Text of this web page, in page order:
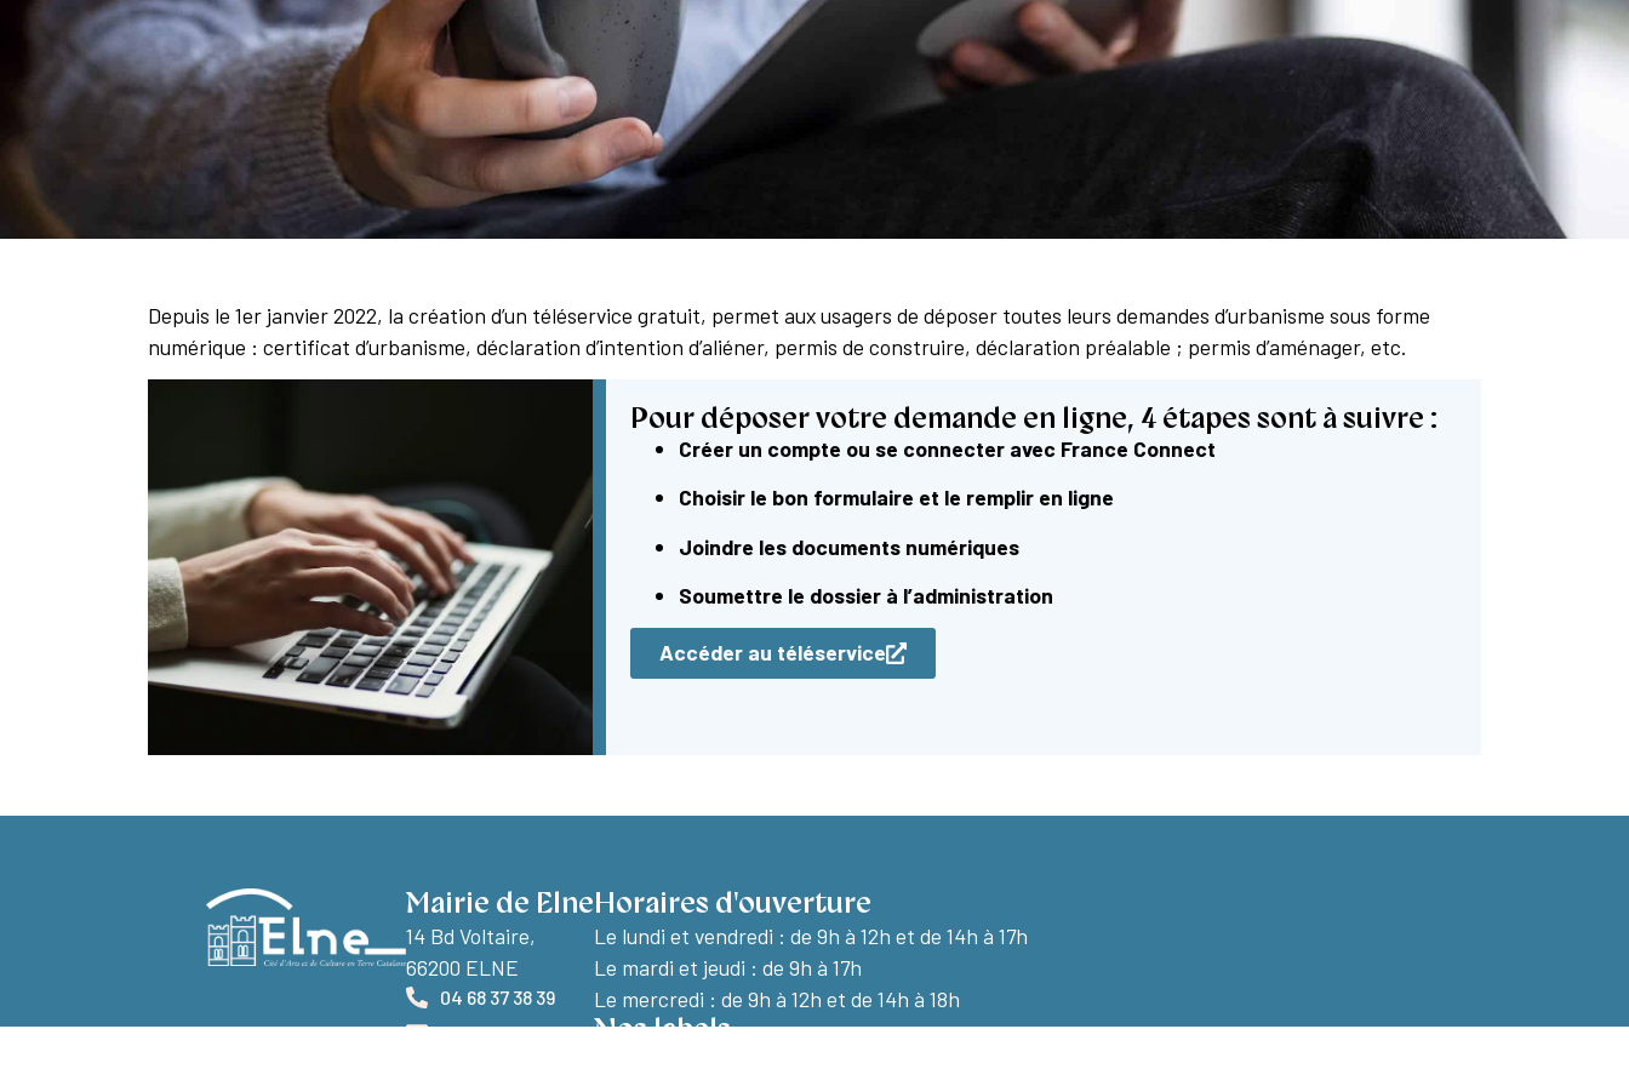
Depuis le 1er janvier 2022, la création d’un téléservice gratuit, permet aux usagers de déposer toutes leurs demandes d’urbanisme sous forme
numérique : certificat d’urbanisme, déclaration d’intention d’aliéner, permis de construire, déclaration préalable ; permis d’aménager, etc.
Pour déposer votre demande en ligne, 4 étapes sont à suivre :
Créer un compte ou se connecter avec France Connect
Choisir le bon formulaire et le remplir en ligne
Joindre les documents numériques
Soumettre le dossier à l’administration
Accéder au téléservice
Mairie de Elne
14 Bd Voltaire,
66200 ELNE
04 68 37 38 39
Nous contacter
Horaires d'ouverture
Le lundi et vendredi : de 9h à 12h et de 14h à 17h
Le mardi et jeudi : de 9h à 17h
Le mercredi : de 9h à 12h et de 14h à 18h
Nos labels